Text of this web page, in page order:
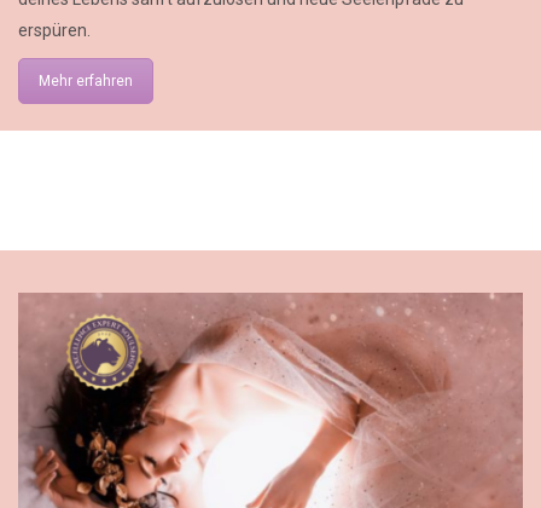
erspüren.
Mehr erfahren